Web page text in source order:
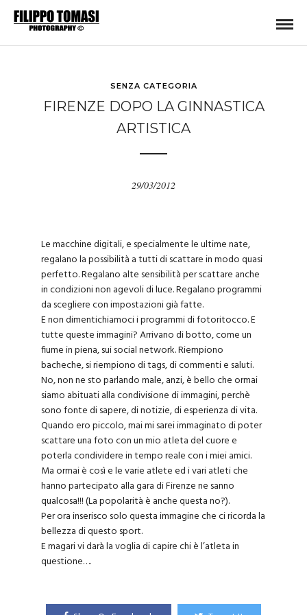
SENZA CATEGORIA
FIRENZE DOPO LA GINNASTICA
ARTISTICA
29/03/2012
Le macchine digitali, e specialmente le ultime nate,
regalano la possibilità a tutti di scattare in modo quasi
perfetto. Regalano alte sensibilità per scattare anche
in condizioni non agevoli di luce. Regalano programmi
da scegliere con impostazioni già fatte.
E non dimentichiamoci i programmi di fotoritocco. E
tutte queste immagini? Arrivano di botto, come un
fiume in piena, sui social network. Riempiono
bacheche, si riempiono di tags, di commenti e saluti.
No, non ne sto parlando male, anzi, è bello che ormai
siamo abituati alla condivisione di immagini, perchè
sono fonte di sapere, di notizie, di esperienza di vita.
Quando ero piccolo, mai mi sarei immaginato di poter
scattare una foto con un mio atleta del cuore e
poterla condividere in tempo reale con i miei amici.
Ma ormai è così e le varie atlete ed i vari atleti che
hanno partecipato alla gara di Firenze ne sanno
qualcosa!!! (La popolarità è anche questa no?).
Per ora inserisco solo questa immagine che ci ricorda la
bellezza di questo sport.
E magari vi darà la voglia di capire chi è l’atleta in
questione….